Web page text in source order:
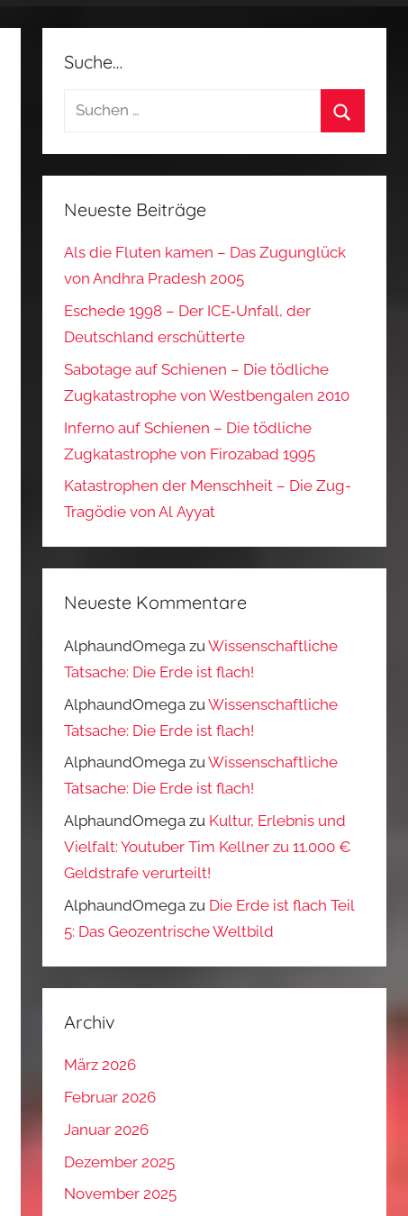
Suche…
Suchen
Neueste Beiträge
Als die Fluten kamen – Das Zugunglück
von Andhra Pradesh 2005
Eschede 1998 – Der ICE‑Unfall, der
Deutschland erschütterte
Sabotage auf Schienen – Die tödliche
Zugkatastrophe von Westbengalen 2010
Inferno auf Schienen – Die tödliche
Zugkatastrophe von Firozabad 1995
Katastrophen der Menschheit – Die Zug-
Tragödie von Al Ayyat
Neueste Kommentare
AlphaundOmega zuWissenschaftliche
Tatsache: Die Erde ist flach!
AlphaundOmega zuWissenschaftliche
Tatsache: Die Erde ist flach!
AlphaundOmega zuWissenschaftliche
Tatsache: Die Erde ist flach!
AlphaundOmega zu Kultur, Erlebnis und
Vielfalt: Youtuber Tim Kellner zu 11.000 €
Geldstrafe verurteilt!
AlphaundOmega zu Die Erde ist flach Teil
5: Das Geozentrische Weltbild
Archiv
März 2026
Februar 2026
Januar 2026
Dezember 2025
November 2025